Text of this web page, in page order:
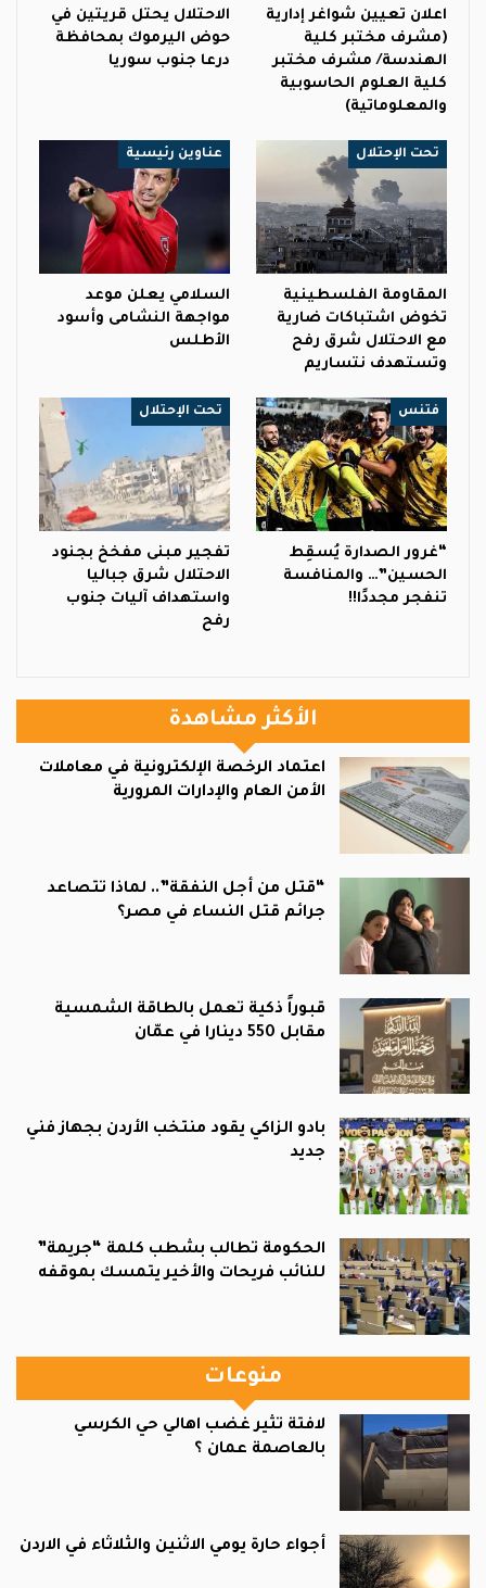
اعلان تعيين شواغر إدارية
(مشرف مختبر كلية
الهندسة/ مشرف مختبر
كلية العلوم الحاسوبية
والمعلوماتية)
الاحتلال يحتل قريتين في
حوض اليرموك بمحافظة
درعا جنوب سوريا
تحت الإحتلال
المقاومة الفلسطينية
تخوض اشتباكات ضارية
مع الاحتلال شرق رفح
وتستهدف نتساريم
عناوين رئيسية
السلامي يعلن موعد
مواجهة النشامى وأسود
الأطلس
فتنس
“غرور الصدارة يُسقِط
الحسين”… والمنافسة
تنفجر مجددًا!!
تحت الإحتلال
تفجير مبنى مفخخ بجنود
الاحتلال شرق جباليا
واستهداف آليات جنوب
رفح
الأكثر مشاهدة
اعتماد الرخصة الإلكترونية في معاملات
الأمن العام والإدارات المرورية
“قتل من أجل النفقة”.. لماذا تتصاعد
جرائم قتل النساء في مصر؟
قبوراً ذكية تعمل بالطاقة الشمسية
مقابل 550 دينارا في عمّان
بادو الزاكي يقود منتخب الأردن بجهاز فني
جديد
الحكومة تطالب بشطب كلمة “جريمة”
للنائب فريحات والأخير يتمسك بموقفه
منوعات
لافتة تثير غضب اهالي حي الكرسي
بالعاصمة عمان ؟
أجواء حارة يومي الاثنين والثلاثاء في الاردن